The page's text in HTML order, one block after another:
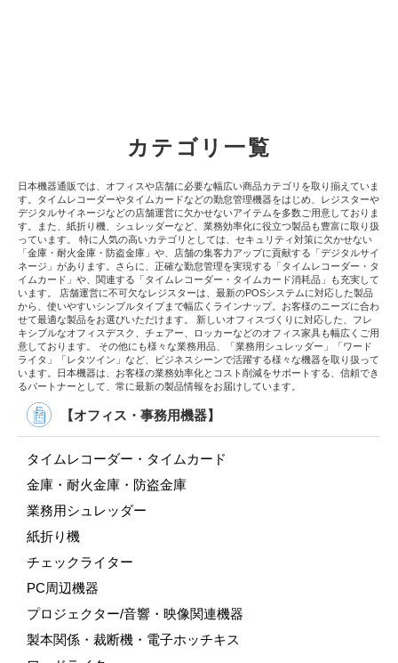
カテゴリ一覧
日本機器通販では、オフィスや店舗に必要な幅広い商品カテゴリを取り揃えていま
す。タイムレコーダーやタイムカードなどの勤怠管理機器をはじめ、レジスターや
デジタルサイネージなどの店舗運営に欠かせないアイテムを多数ご用意しておりま
す。また、紙折り機、シュレッダーなど、業務効率化に役立つ製品も豊富に取り扱
っています。 特に人気の高いカテゴリとしては、セキュリティ対策に欠かせない
「金庫・耐火金庫・防盗金庫」や、店舗の集客力アップに貢献する「デジタルサイ
ネージ」があります。さらに、正確な勤怠管理を実現する「タイムレコーダー・タ
イムカード」や、関連する「タイムレコーダー・タイムカード消耗品」も充実して
います。 店舗運営に不可欠なレジスターは、最新のPOSシステムに対応した製品
から、使いやすいシンプルタイプまで幅広くラインナップ。お客様のニーズに合わ
せて最適な製品をお選びいただけます。 新しいオフィスづくりに対応した、フレ
キシブルなオフィスデスク、チェアー、ロッカーなどのオフィス家具も幅広くご用
意しております。 その他にも様々な業務用品、「業務用シュレッダー」「ワード
ライタ」「レタツイン」など、ビジネスシーンで活躍する様々な機器を取り扱って
います。日本機器は、お客様の業務効率化とコスト削減をサポートする、信頼でき
るパートナーとして、常に最新の製品情報をお届けしています。
【オフィス・事務用機器】
タイムレコーダー・タイムカード
金庫・耐火金庫・防盗金庫
業務用シュレッダー
紙折り機
チェックライター
PC周辺機器
プロジェクター/音響・映像関連機器
製本関係・裁断機・電子ホッチキス